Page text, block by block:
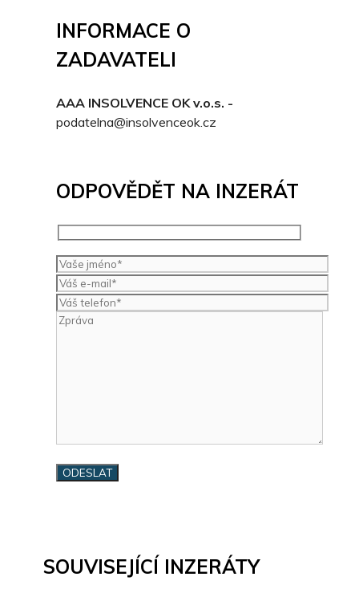
INFORMACE O
ZADAVATELI
AAA INSOLVENCE OK v.o.s. -
podatelna@insolvenceok.cz
ODPOVĚDĚT NA INZERÁT
SOUVISEJÍCÍ INZERÁTY